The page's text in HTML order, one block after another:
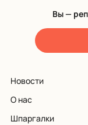
Вы —
Новости
О нас
Шпаргалки